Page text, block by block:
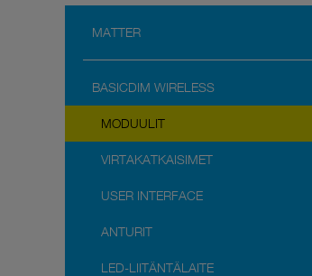
MATTER
BASICDIM WIRELESS
MODUULIT
VIRTAKATKAISIMET
USER INTERFACE
ANTURIT
LED-LIITÄNTÄLAITE